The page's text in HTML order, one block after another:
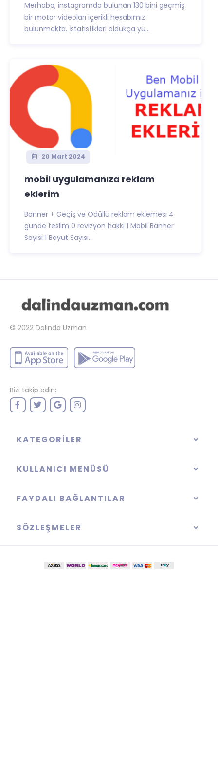
Merhaba, instagramda bulunan 130 bini geçmiş
bir motor videoları içerikli hesabımız
bulunmakta. İstatistikleri oldukça yü...
20 Mart 2024
mobil uygulamanıza reklam
eklerim
Banner + Geçiş ve Ödüllü reklam eklemesi 4
günde teslim 0 revizyon hakkı 1 Mobil Banner
Sayısı 1 Boyut Sayısı...
© 2022 Dalında Uzman
Bizi takip edin:
KATEGORILER
KULLANICI MENÜSÜ
FAYDALI BAĞLANTILAR
SÖZLEŞMELER